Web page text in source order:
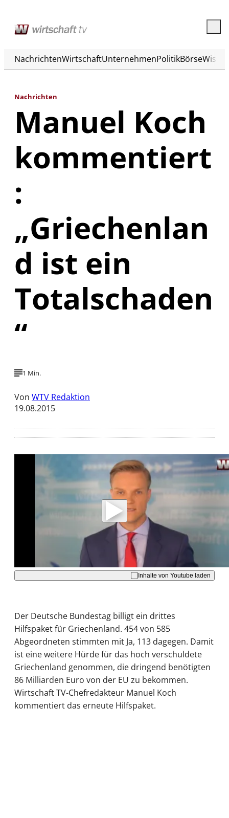
NachrichtenWirtschaftUnternehmenPolitikBörse
Nachrichten
Manuel Koch
kommentiert
:
„Griechenlan
d ist ein
Totalschaden
“
1 Min.
Von WTV Redaktion
19.08.2015
Mit der Wiedergabe dieses Videos werden
Daten an Youtube übertragen.
Hinweise dazu erhalten Sie in derDatenschutzerklärung
Akzeptieren
Inhalte von Youtube laden
Der Deutsche Bundestag billigt ein drittes
Hilfspaket für Griechenland. 454 von 585
Abgeordneten stimmten mit Ja, 113 dagegen. Damit
ist eine weitere Hürde für das hoch verschuldete
Griechenland genommen, die dringend benötigten
86 Milliarden Euro von der EU zu bekommen.
Wirtschaft TV-Chefredakteur Manuel Koch
kommentiert das erneute Hilfspaket.